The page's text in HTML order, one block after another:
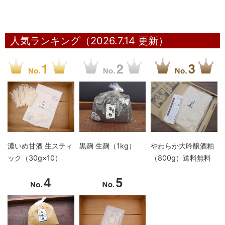
人気ランキング（2026.7.14 更新）
濃いめ甘酒 生スティ
ック（30g×10）
黒麹 生麹（1kg）
やわらか大吟醸酒粕
（800g）送料無料